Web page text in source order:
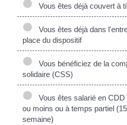
Vous êtes déjà couvert à
Vous êtes déjà dans
place du dispositif
Vous bénéficiez de la
solidaire (CSS)
Vous êtes salarié en
ou moins ou à temps partiel
semaine)